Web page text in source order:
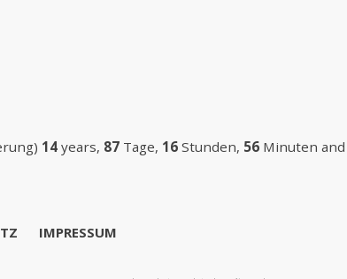
14 years, 87 Tage, 16 Stunden, 56 Minuten and
IMPRESSUM